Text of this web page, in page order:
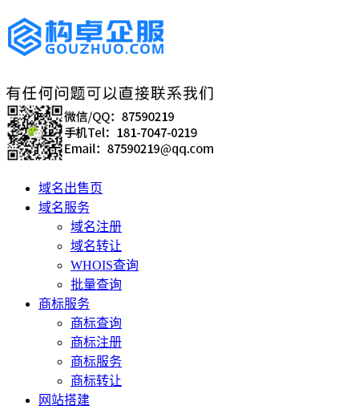
域名出售页
域名服务
域名注册
域名转让
WHOIS查询
批量查询
商标服务
商标查询
商标注册
商标服务
商标转让
网站搭建